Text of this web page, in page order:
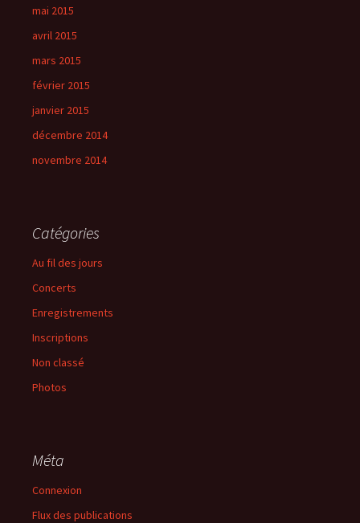
mai 2015
avril 2015
mars 2015
février 2015
janvier 2015
décembre 2014
novembre 2014
Catégories
Au fil des jours
Concerts
Enregistrements
Inscriptions
Non classé
Photos
Méta
Connexion
Flux des publications